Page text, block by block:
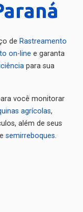
de Rastreamento
on-line e garanta
para sua
você monitorar
agrícolas,
além de seus
e semirreboques.